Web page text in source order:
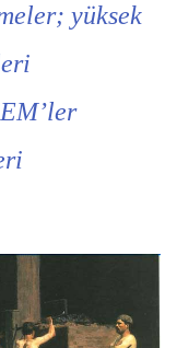
yüksek